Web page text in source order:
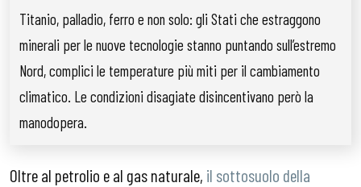
Titanio, palladio, ferro e non solo: gli Stati che estraggono
minerali per le nuove tecnologie stanno puntando sull’estremo
Nord, complici le temperature più miti per il cambiamento
climatico. Le condizioni disagiate disincentivano però la
manodopera.
Oltre al petrolio e al gas naturale, il sottosuolo della